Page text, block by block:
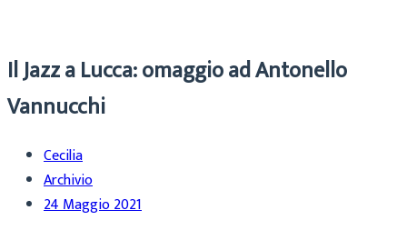
Il Jazz a Lucca: omaggio ad Antonello
Vannucchi
Cecilia
Archivio
24 Maggio 2021